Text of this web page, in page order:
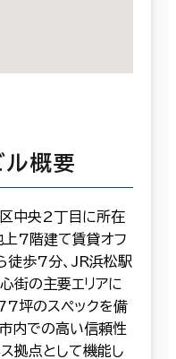
概要
中央2丁目に所在
7階建て賃貸オフ
徒歩7分、JR浜松駅
街の主要エリアに
坪のスペックを備
内での高い信頼性
拠点として機能し